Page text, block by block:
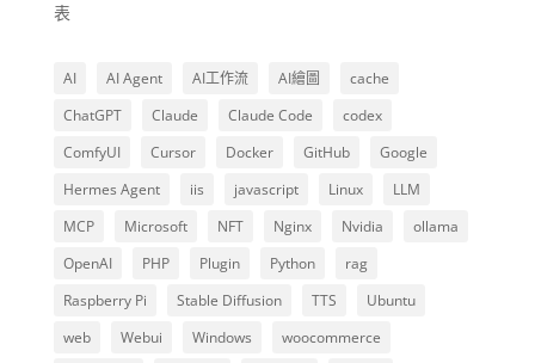
表
AI AI Agent AI工作流 AI繪圖
cache
ChatGPT
Claude Claude Code
codex
ComfyUI
Cursor Docker GitHub
Google
Hermes Agent
iis javascript Linux
LLM
MCP
Microsoft NFT Nginx Nvidia
ollama
OpenAI
PHP Plugin Python
rag
Raspberry Pi
Stable Diffusion TTS
Ubuntu
web
Webui Windows
woocommerce